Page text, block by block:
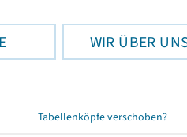
WIR ÜBER
Tabellenköpfe verschoben?